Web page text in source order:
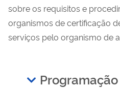
sobre os requisitos e
organismos de certificação
serviços pelo organismo de
Programação